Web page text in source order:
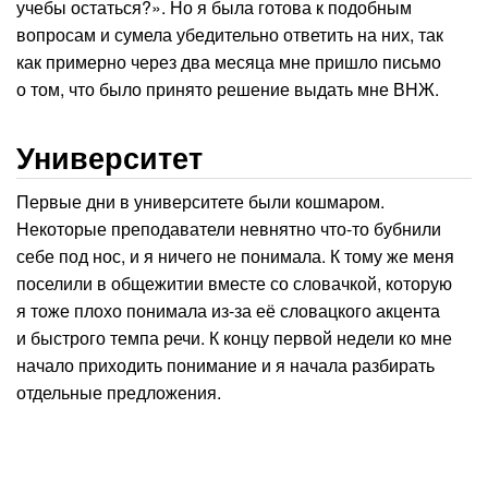
учебы остаться?». Но я была готова к подобным
вопросам и сумела убедительно ответить на них, так
как примерно через два месяца мне пришло письмо
о том, что было принято решение выдать мне ВНЖ.
Университет
Первые дни в университете были кошмаром.
Некоторые преподаватели невнятно что-то бубнили
себе под нос, и я ничего не понимала. К тому же меня
поселили в общежитии вместе со словачкой, которую
я тоже плохо понимала из-за её словацкого акцента
и быстрого темпа речи. К концу первой недели ко мне
начало приходить понимание и я начала разбирать
отдельные предложения.